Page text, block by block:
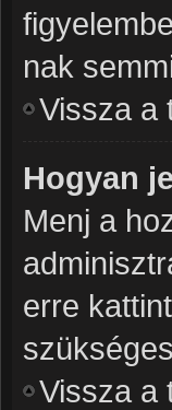
nak
Vissza a
Hogyan
Menj a
erre
Vissza a